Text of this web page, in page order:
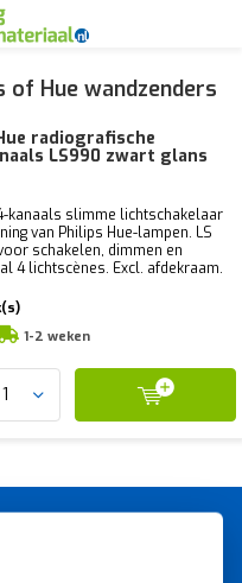
of Hue wandzenders
radiografische
LS990 zwart glans
kanaals slimme lichtschakelaar
van Philips Hue-lampen. LS
schakelen, dimmen en
4 lichtscènes. Excl. afdekraam.
1-2 weken